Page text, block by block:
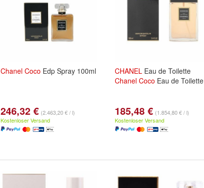
Chanel Coco Edp Spray 100ml
246,32 € (2.463,20 € / l)
Kostenloser Versand
CHANEL Eau de Toilette
Chanel Coco Eau de Toilette
185,48 € (1.854,80 € / l)
Kostenloser Versand